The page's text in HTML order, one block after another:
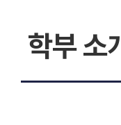
학부 소